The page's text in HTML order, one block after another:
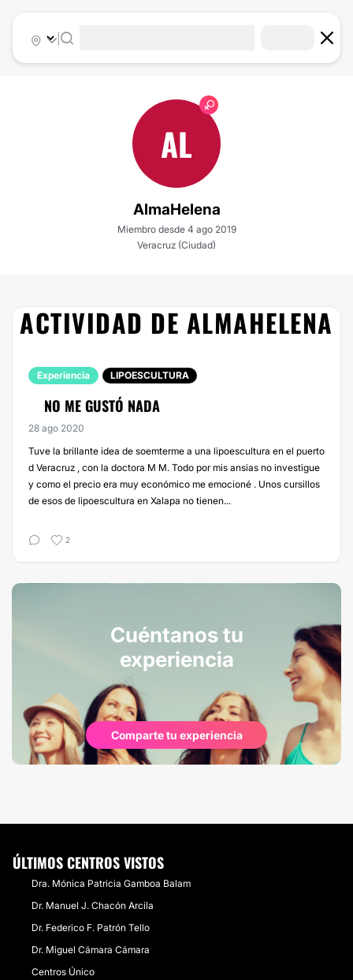
|
AL
AlmaHelena
Miembro desde 4 ago 2019
Veracruz (Ciudad)
ACTIVIDAD DE ALMAHELENA
Experiencia LIPOESCULTURA
NO ME GUSTÓ NADA
28 ago 2020
Tuve la brillante idea de soemterme a una lipoescultura en el puerto
d Veracruz , con la doctora M M. Todo por mis ansias no investigue
y como el precio era muy económico me emocioné . Unos cursillos
de esos de lipoescultura en Xalapa no tienen...
2
Cuéntanos tu
experiencia
Comparte tu experiencia
ÚLTIMOS CENTROS VISTOS
Dra. Mónica Patricia Gamboa Balam
Dr. Manuel J. Chacón Arcila
Dr. Federico F. Patrón Tello
​Dr. Miguel Cámara Cámara
Centros Único